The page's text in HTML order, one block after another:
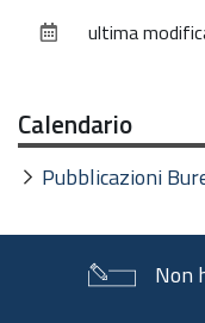
documento
ultima
Calendario
Pubblicazioni
Non